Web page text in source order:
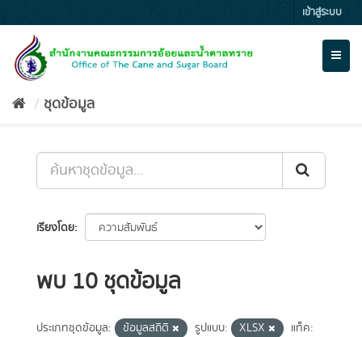
to
content
เข้าสู่ระบบ
ชุดข้อมูล
เรียงโดย
พบ 10 ชุดข้อมูล
ประเภทชุดข้อมูล: ข้อมูลสถิติ รูปแบบ: XLSX
แท็ค: